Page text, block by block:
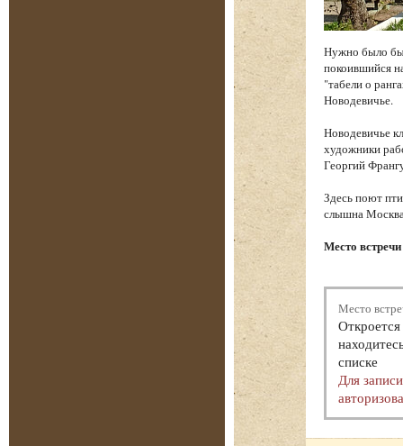
Нужно было
покоившийся
"табели о
Новодевичье.
Новодевичье
художники
Георгий
Здесь поют
слышна
Место
Место
списке
Для